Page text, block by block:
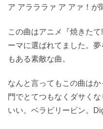
ア アラララァ ア アァ！が
この曲はアニメ『焼きた
ーマに選ばれてました。
もある素敵な曲。
なんと言ってもこの曲は
門でとてつもなくダサく
いい。ベラビリービン。